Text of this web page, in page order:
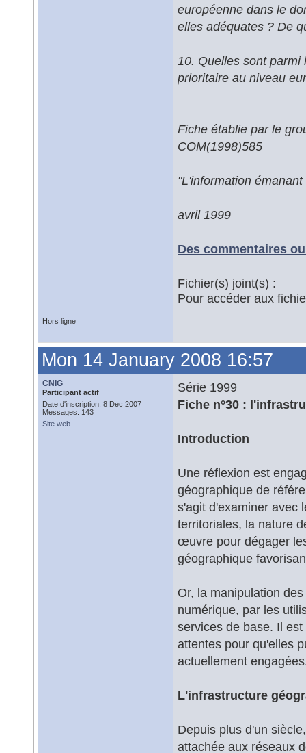
européenne dans le
elles adéquates ? De
10. Quelles sont
prioritaire au niveau
Fiche établie par le
COM(1998)585
"L'information
avril 1999
Des commentaires
Fichier(s) joint(s) :
Pour accéder aux
Hors ligne
Mon 14 January 2008 16:57
CNIG
Participant actif
Date d'inscription: 8 Dec 2007
Messages: 143
Site web
Série 1999
Fiche n°30 :
Introduction
Une réflexion est
géographique de
s'agit d'examiner avec
territoriales, la nature
œuvre pour dégager
géographique
Or, la manipulation
numérique, par les
services de base. Il
attentes pour qu'elles
actuellement
L'infrastructure
Depuis plus d'un
attachée aux réseaux